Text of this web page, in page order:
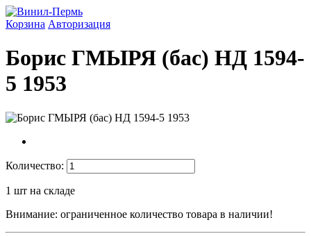
Корзина Авторизация
Борис ГМЫРЯ (бас) НД 1594-
5 1953
Количество:
1 шт на складе
Внимание: ограниченное количество товара в наличии!